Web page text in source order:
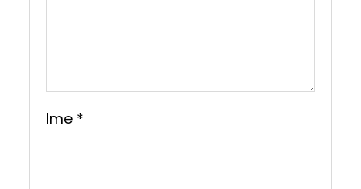
Ime *